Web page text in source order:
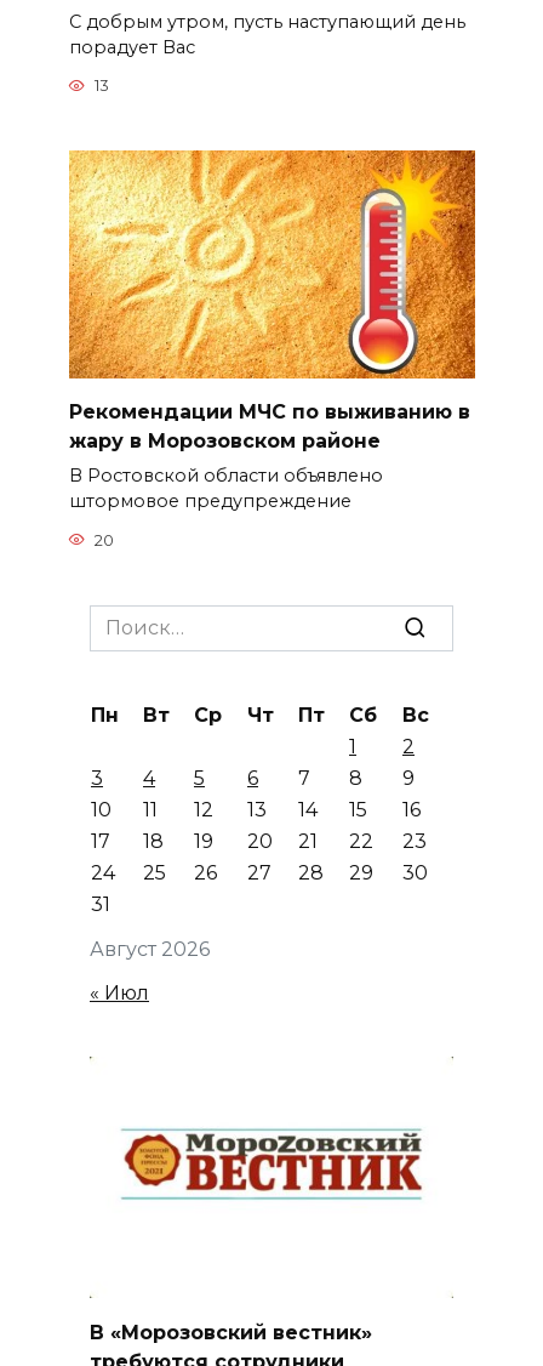
С добрым утром, пусть наступающий день
порадует Вас
13
Рекомендации МЧС по выживанию в
жару в Морозовском районе
В Ростовской области объявлено
штормовое предупреждение
20
Search
for:
Август 2026
Пн Вт Ср Чт Пт Сб
Вс
1
2
3
4 5 6 7 8
9
10
11 12 13 14 15
16
17
18 19 20 21 22
23
24
25 26 27 28 29
30
31
« Июл
В «Морозовский вестник»
требуются сотрудники